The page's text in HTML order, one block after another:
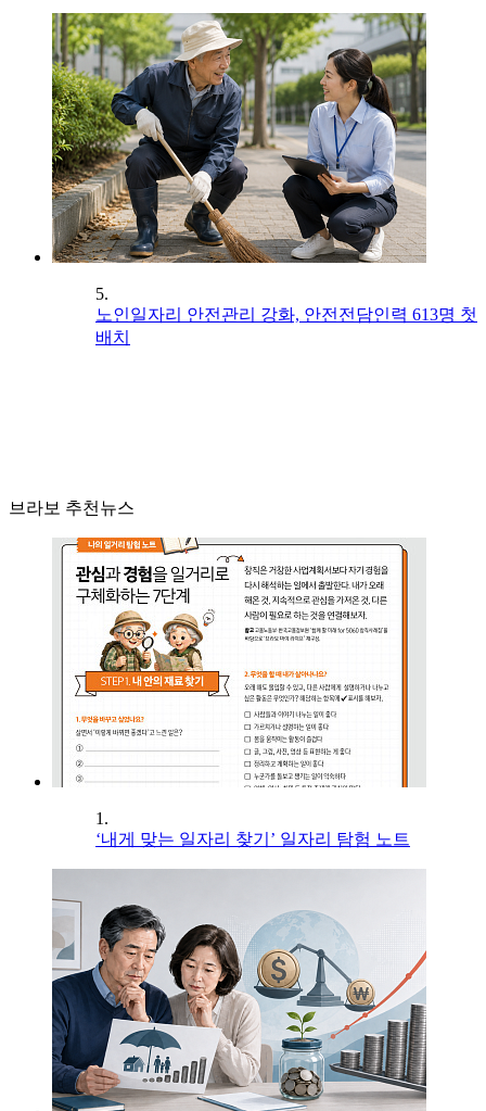
5.
노인일자리 안전관리 강화, 안전전담인력 613명 첫
배치
브라보 추천뉴스
1.
‘내게 맞는 일자리 찾기’ 일자리 탐험 노트